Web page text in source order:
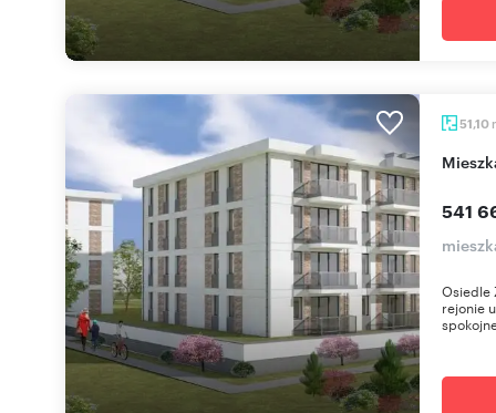
51,10
541
Osiedle
rejonie